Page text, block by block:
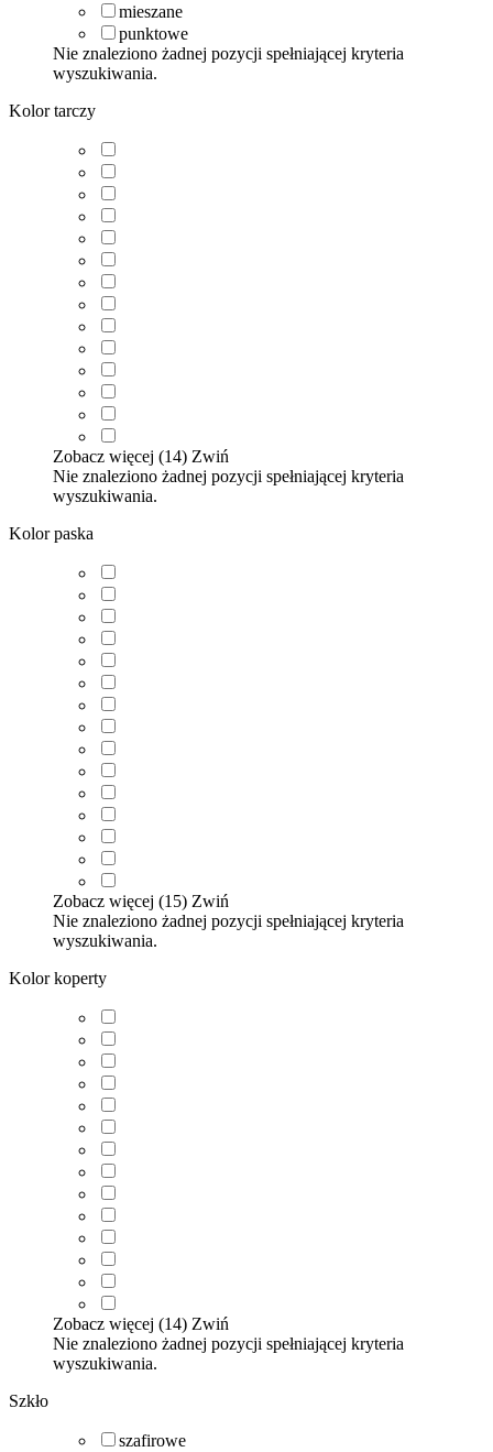
mieszane
punktowe
Nie znaleziono żadnej pozycji spełniającej kryteria
wyszukiwania.
Kolor tarczy
Zobacz więcej (14) Zwiń
Nie znaleziono żadnej pozycji spełniającej kryteria
wyszukiwania.
Kolor paska
Zobacz więcej (15) Zwiń
Nie znaleziono żadnej pozycji spełniającej kryteria
wyszukiwania.
Kolor koperty
Zobacz więcej (14) Zwiń
Nie znaleziono żadnej pozycji spełniającej kryteria
wyszukiwania.
Szkło
szafirowe